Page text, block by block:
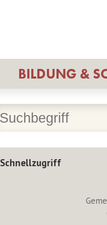
BILDUNG &
Schnellzugriff